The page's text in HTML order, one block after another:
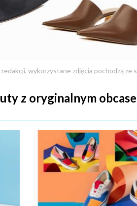
redakcji, wykorzystane zdjęcia pochodzą
z oryginalnym